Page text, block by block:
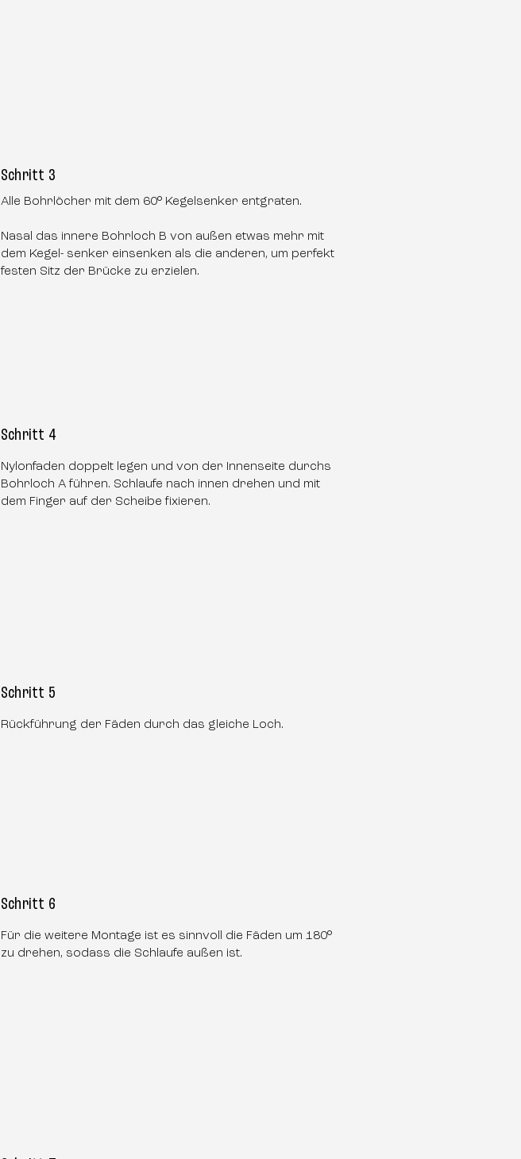
Schritt 3
Alle Bohrlöcher mit dem 60° Kegelsenker entgraten.
Nasal das innere Bohrloch B von außen etwas mehr mit
dem Kegel- senker einsenken als die anderen, um perfekt
festen Sitz der Brücke zu erzielen.
Schritt 4
Nylonfaden doppelt legen und von der Innenseite durchs
Bohrloch A führen. Schlaufe nach innen drehen und mit
dem Finger auf der Scheibe fixieren.
Schritt 5
Rückführung der Fäden durch das gleiche Loch.
Schritt 6
Für die weitere Montage ist es sinnvoll die Fäden um 180°
zu drehen, sodass die Schlaufe außen ist.